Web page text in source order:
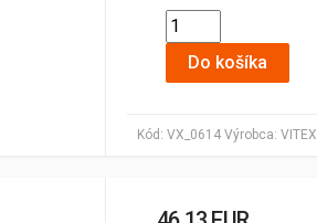
Kód: VX_0614 Výrobca: VITEX
Do košíka